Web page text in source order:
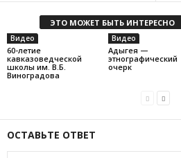
ЭТО МОЖЕТ БЫТЬ ИНТЕРЕСНО
Видео
60-летие
кавказоведческой
школы им. В.Б.
Виноградова
Видео
Адыгея —
этнографический
очерк
ОСТАВЬТЕ ОТВЕТ